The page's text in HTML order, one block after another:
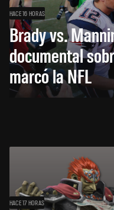
HACE 16 HORAS
Brady vs.
documental
marcó la NFL
HACE 17 HORAS